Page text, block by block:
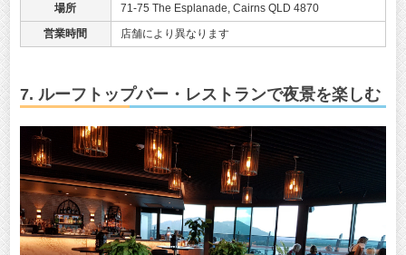
場所
71-75 The Esplanade, Cairns QLD 4870
営業時間
店舗により異なります
7. ルーフトップバー・レストランで夜景を楽しむ